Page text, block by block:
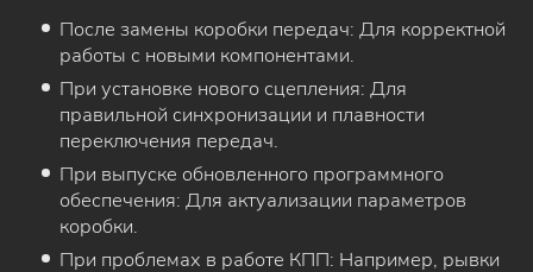
После замены коробки передач: Для корректной
работы с новыми компонентами.
При установке нового сцепления: Для
правильной синхронизации и плавности
переключения передач.
При выпуске обновленного программного
обеспечения: Для актуализации параметров
коробки.
При проблемах в работе КПП: Например, рывки